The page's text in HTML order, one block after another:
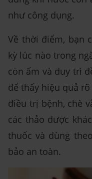
như công dụng.
Về thời điểm, bạn
kỳ lúc nào trong
còn ấm và duy trì
để thấy hiệu quả
điều trị bệnh, chè
các thảo dược
thuốc và dùng
bảo an toàn.